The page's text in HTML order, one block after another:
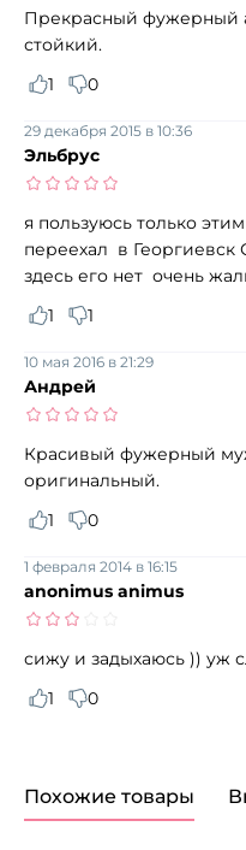
Прекрасный фужерный
стойкий.
1
0
Эльбрус
29 декабря 2015 в 10:36
я пользуюсь только
переехал в Георгиевск
здесь его нет очень
1
1
Андрей
10 мая 2016 в 21:29
Красивый фужерный
оригинальный.
1
0
anonimus animus
1 февраля 2014 в 16:15
сижу и задыхаюсь )) уж
1
0
Похожие товары